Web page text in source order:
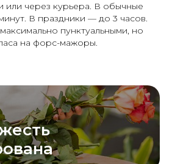
или через курьера. В обычные
В праздники — до 3 часов.
пунктуальными, но
на форс-мажоры.